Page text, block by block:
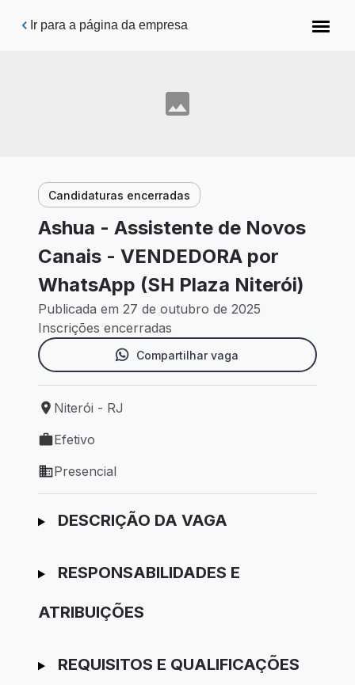
Pular para o conteúdo principal
Ir para a página da empresa
Candidaturas encerradas
Ashua - Assistente de Novos
Canais - VENDEDORA por
WhatsApp (SH Plaza Niterói)
Publicada em 27 de outubro de 2025
Inscrições encerradas
Compartilhar vaga
Local de trabalho: Niterói - RJ
Niterói - RJ
Tipo de vaga: Efetivo
Efetivo
Modelo de trabalho: Presencial
Presencial
Ir para candidatura
DESCRIÇÃO DA VAGA
RESPONSABILIDADES E
ATRIBUIÇÕES
REQUISITOS E QUALIFICAÇÕES